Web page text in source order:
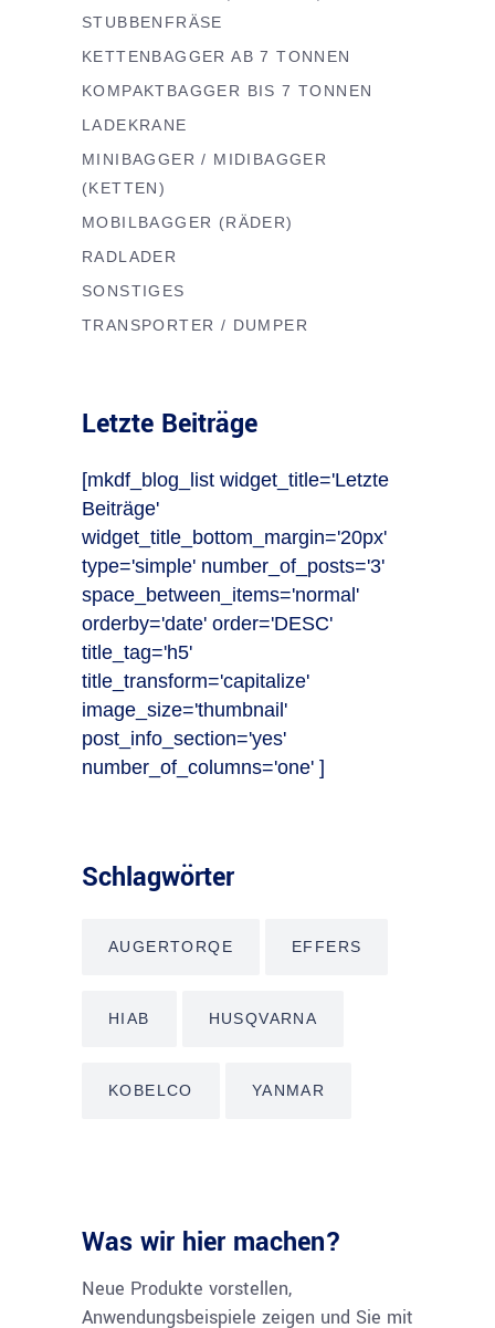
STUBBENFRÄSE
KETTENBAGGER AB 7 TONNEN
KOMPAKTBAGGER BIS 7 TONNEN
LADEKRANE
MINIBAGGER / MIDIBAGGER
(KETTEN)
MOBILBAGGER (RÄDER)
RADLADER
SONSTIGES
TRANSPORTER / DUMPER
Letzte Beiträge
[mkdf_blog_list widget_title='Letzte
Beiträge'
widget_title_bottom_margin='20px'
type='simple' number_of_posts='3'
space_between_items='normal'
orderby='date' order='DESC'
title_tag='h5'
title_transform='capitalize'
image_size='thumbnail'
post_info_section='yes'
number_of_columns='one' ]
Schlagwörter
AUGERTORQE EFFERS
HIAB HUSQVARNA
KOBELCO YANMAR
Was wir hier machen?
Neue Produkte vorstellen,
Anwendungsbeispiele zeigen und Sie mit